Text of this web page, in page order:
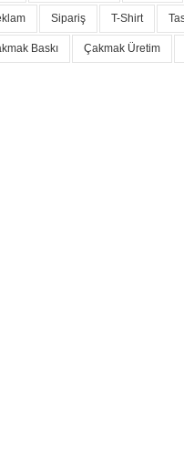
Sipariş T-Shirt
Baskı Çakmak Üretim